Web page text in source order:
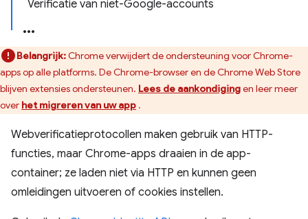
Verificatie van niet-Google-accounts
Belangrijk:Chrome verwijdert de ondersteuning voor Chrome-
apps op alle platforms. De Chrome-browser en de Chrome Web Store
blijven extensies ondersteunen. Lees de aankondigingen leer meer
over het migreren van uw app .
Webverificatieprotocollen maken gebruik van HTTP-
functies, maar Chrome-apps draaien in de app-
container; ze laden niet via HTTP en kunnen geen
omleidingen uitvoeren of cookies instellen.